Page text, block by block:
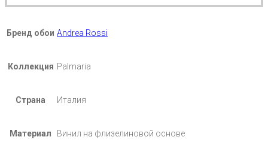
Бренд обои Andrea Rossi
Коллекция Palmaria
Страна Италия
Материал Винил на флизелиновой основе